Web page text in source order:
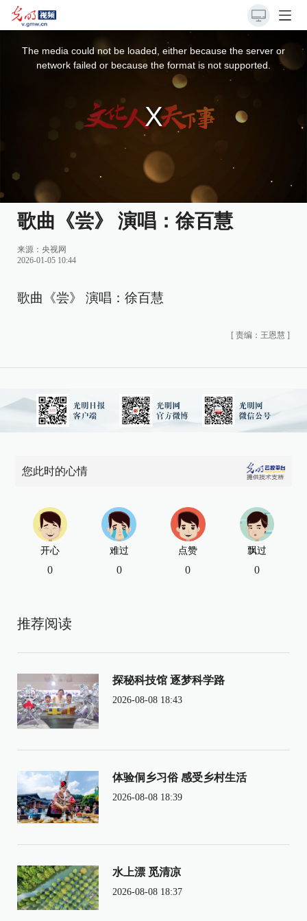
The media could not be loaded, either because the server or
network failed or because the format is not supported.
歌曲《尝》 演唱：徐百慧
来源： 央视网
2026-01-05 10:44
歌曲《尝》 演唱：徐百慧
[ 责编：王恩慧 ]
您此时的心情
开心
0
难过
0
点赞
0
飘过
0
推荐阅读
探秘科技馆 逐梦科学路
2026-08-08 18:43
体验侗乡习俗 感受乡村生活
2026-08-08 18:39
水上漂 觅清凉
2026-08-08 18:37